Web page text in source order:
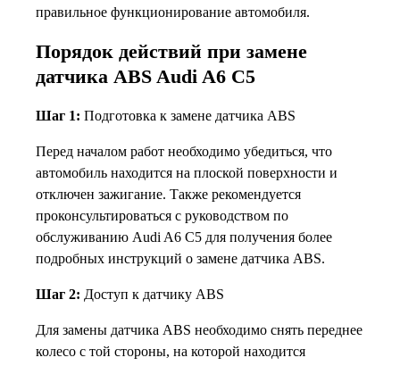
правильное функционирование автомобиля.
Порядок действий при замене
датчика ABS Audi A6 C5
Шаг 1: Подготовка к замене датчика ABS
Перед началом работ необходимо убедиться, что
автомобиль находится на плоской поверхности и
отключен зажигание. Также рекомендуется
проконсультироваться с руководством по
обслуживанию Audi A6 C5 для получения более
подробных инструкций о замене датчика ABS.
Шаг 2: Доступ к датчику ABS
Для замены датчика ABS необходимо снять переднее
колесо с той стороны, на которой находится